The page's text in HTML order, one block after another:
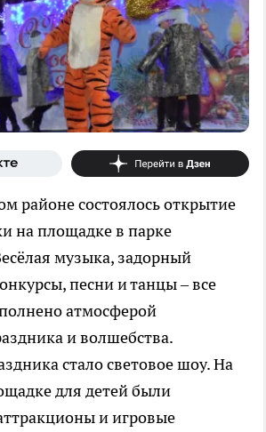
районе состоялось открытие
на площадке в парке
музыка, задорный
песни и танцы – все
атмосферой
и волшебства.
стало световое шоу. На
для детей были
и игровые